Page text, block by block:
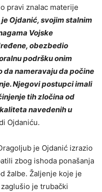
pravi znalac materije
Ojdanić, svojim stalnim
Vojske
obezbedio
podršku onim
da nameravaju da počine
Njegovi postupci imali
tih zločina od
navedenih u
Ojdaniću.
je Ojdanić izrazio
zbog ishoda ponašanja
žalbe. Žaljenje koje je
je trubački